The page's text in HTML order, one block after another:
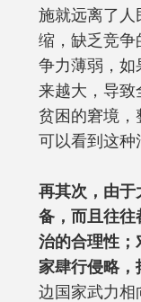
施就远离了人
缩，缺乏竞争
争力薄弱，如
来越大，导致
贫困的窘境，
可以看到这种
再其次，由于
备，而且往往
治的合理性；
家肆行侵略，
边国家武力相